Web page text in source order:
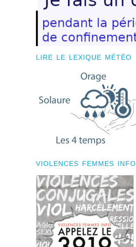
LIRE LE LEXIQUE MÉTÉO
VIOLENCES FEMMES INFO